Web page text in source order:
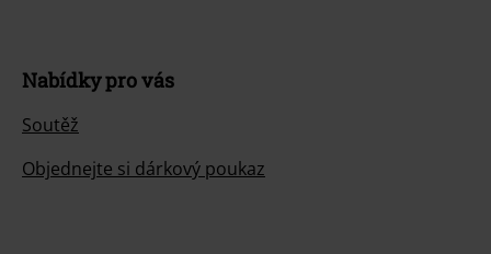
Nabídky pro vás
Soutěž
Objednejte si dárkový poukaz